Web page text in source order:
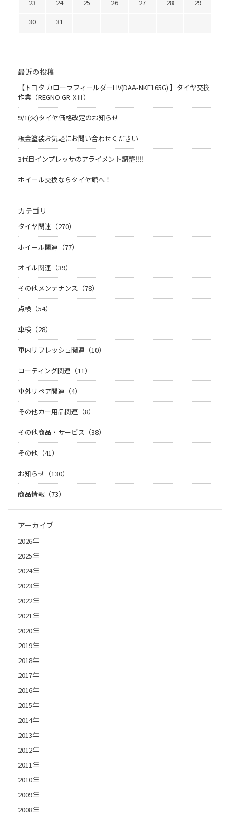
23
24 25 26 27 28
29
30
31
最近の投稿
【トヨタ カローラフィールダーHV(DAA-NKE165G) 】タイヤ交換
作業（REGNO GR-XⅢ）
9/1(火)タイヤ価格改定のお知らせ
板金塗装お気軽にお問い合わせください
3代目インプレッサのアライメント調整‼︎‼︎
ホイール交換ならタイヤ館へ！
カテゴリ
タイヤ関連（270）
ホイール関連（77）
オイル関連（39）
その他メンテナンス（78）
点検（54）
車検（28）
車内リフレッシュ関連（10）
コーティング関連（11）
車外リペア関連（4）
その他カー用品関連（8）
その他商品・サービス（38）
その他（41）
お知らせ（130）
商品情報（73）
アーカイブ
2026年
2025年
2024年
2023年
2022年
2021年
2020年
2019年
2018年
2017年
2016年
2015年
2014年
2013年
2012年
2011年
2010年
2009年
2008年